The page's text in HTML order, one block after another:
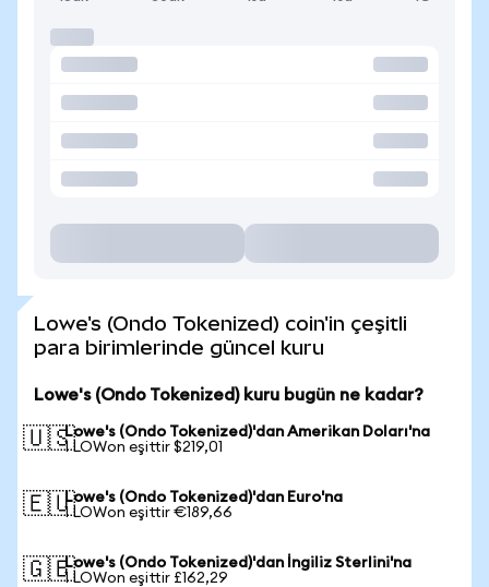
Lowe's (Ondo Tokenized) coin'in çeşitli
para birimlerinde güncel kuru
Lowe's (Ondo Tokenized) kuru bugün ne kadar?
🇺🇸Lowe's (Ondo Tokenized)'dan Amerikan Doları'na
1 LOWon eşittir $219,01
🇪🇺Lowe's (Ondo Tokenized)'dan Euro'na
1 LOWon eşittir €189,66
🇬🇧Lowe's (Ondo Tokenized)'dan İngiliz Sterlini'na
1 LOWon eşittir £162,29